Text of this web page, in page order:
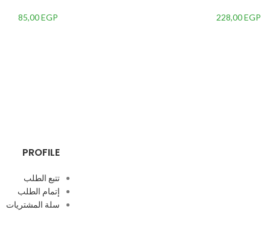
228,00EGP
85,00EGP
PROFILE
تتبع الطلب
إتمام الطلب
سلة المشتريات